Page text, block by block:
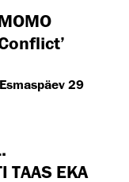
29
TAAS EKA